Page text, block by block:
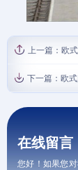
上一篇： 欧
下一篇： 欧
在线留言
您好！如果您